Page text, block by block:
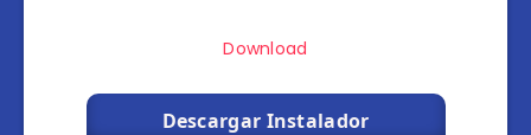
Download
Descargar Instalador